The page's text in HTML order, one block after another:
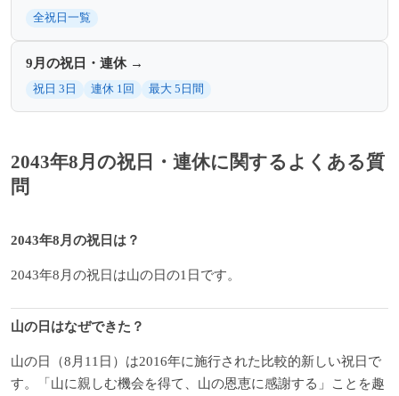
全祝日一覧
9月の祝日・連休 →
祝日 3日 連休 1回 最大 5日間
2043年8月の祝日・連休に関するよくある質
問
2043年8月の祝日は？
2043年8月の祝日は山の日の1日です。
山の日はなぜできた？
山の日（8月11日）は2016年に施行された比較的新しい祝日で
す。「山に親しむ機会を得て、山の恩恵に感謝する」ことを趣